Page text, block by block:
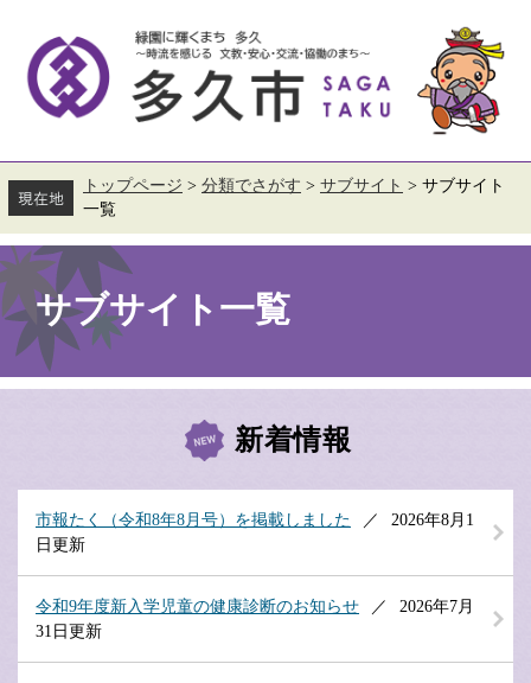
す。
し
て
へ
トップページ > 分類でさがす > サブサイト > サブサイト
一覧
本
文
サブサイト一覧
新着情報
市報たく（令和8年8月号）を掲載しました
2026年8月1
日更新
令和9年度新入学児童の健康診断のお知らせ
2026年7月
31日更新